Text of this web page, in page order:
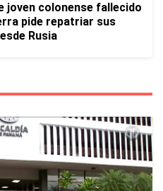
joven colonense fallecido
pide repatriar sus
Rusia